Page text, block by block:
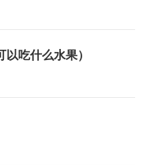
吃什么水果）